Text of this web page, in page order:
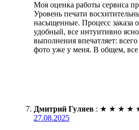
Моя оценка работы сервиса
Уровень печати
насыщенные. Процесс заказа
удобный, все интуитивно
выполнения впечатляет:
фото уже у меня. В общем,
Дмитрий Гуляев : ★ ★ ★ ★
27.08.2025